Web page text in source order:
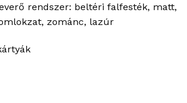
rendszer: beltéri falfesték, matt,
zománc, lazúr